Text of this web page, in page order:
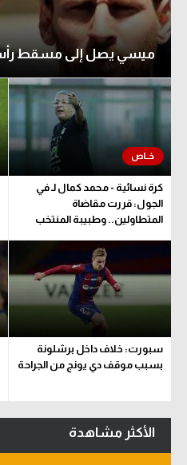
ميسي يصل إلى مسقط
كرة نسائية - محمد كمال لـ في
الجول: قررت مقاضاة
المتطاولين.. وطبيبة المنتخب
سبورت: خلاف داخل برشلونة
بسبب موقف دي يونج من الجراحة
الأكثر مشاهدة